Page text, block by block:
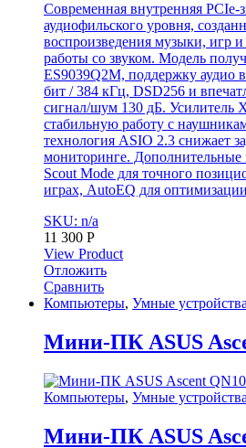
Современная внутренняя PCIe-
аудиофильского уровня,
воспроизведения музыки, игр
работы со звуком. Модель
ES9039Q2M, поддержку аудио
бит / 384 кГц, DSD256 и
сигнал/шум 130 дБ. Усилитель
стабильную работу с
технология ASIO 2.3 снижает
мониторинге.
Scout Mode для точного
играх, AutoEQ для
SKU: n/a
11 300 Р
View Product
Отложить
Сравнить
Компьютеры, Умные устройства
Мини-ПК ASUS
Компьютеры, Умные устройства
Мини-ПК ASUS